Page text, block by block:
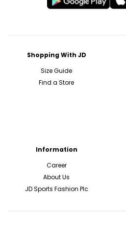
Shopping With JD
Size Guide
Find a Store
Information
Career
About Us
JD Sports Fashion Plc